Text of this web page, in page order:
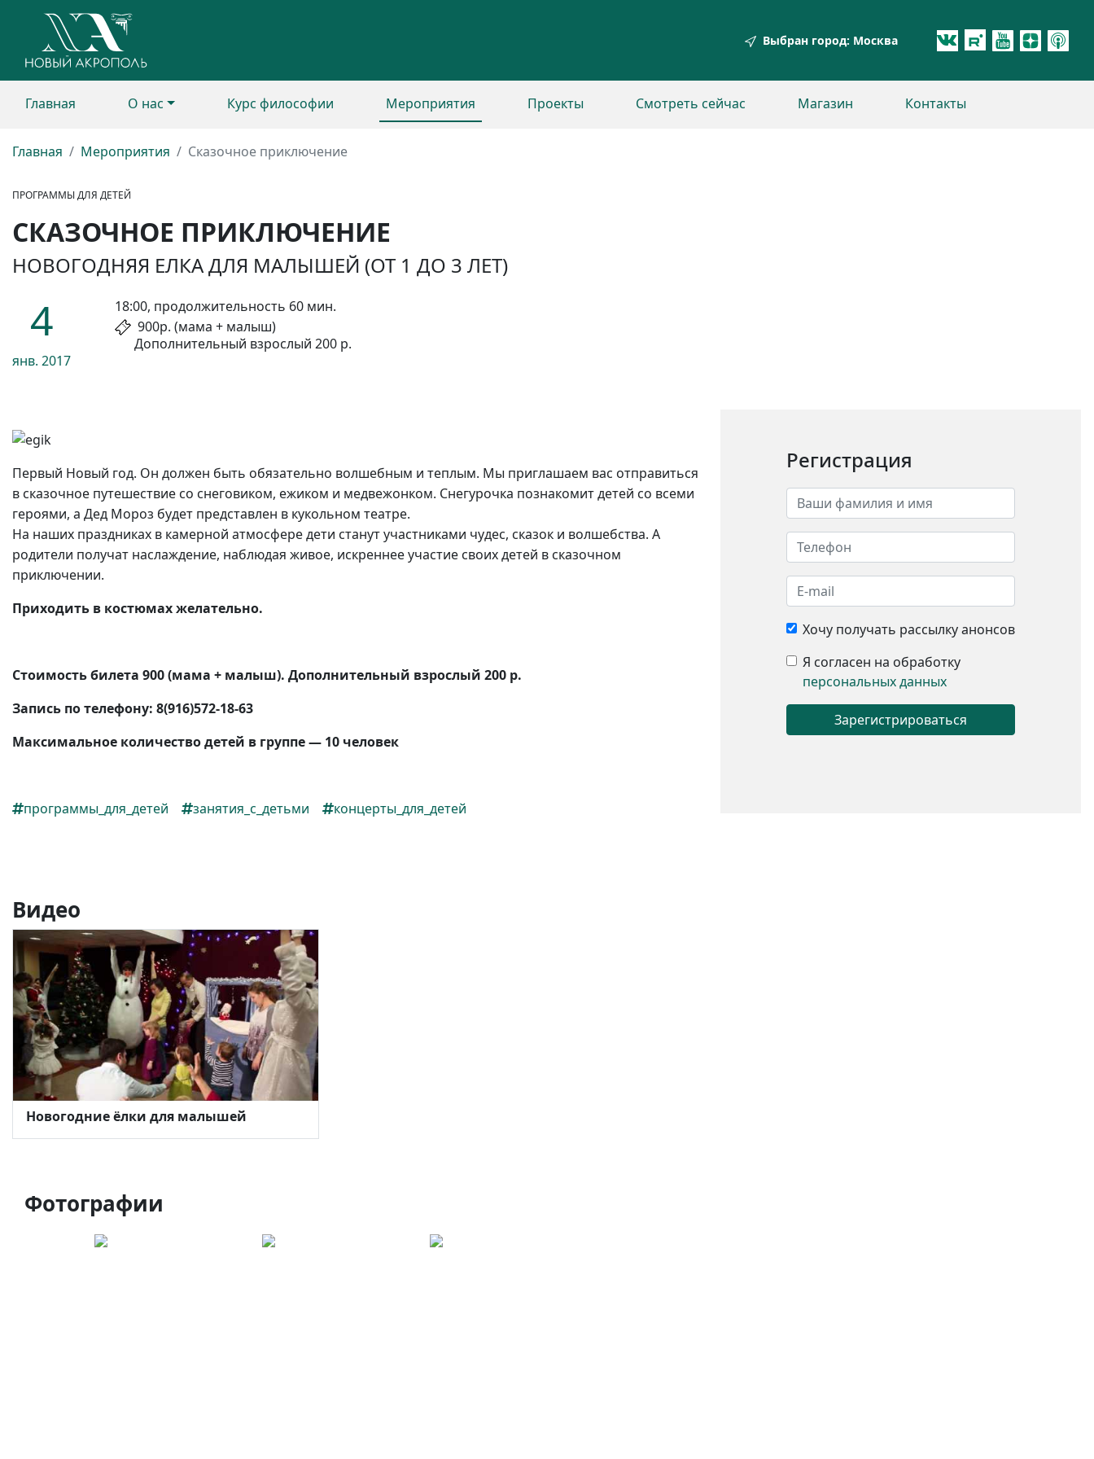
Выбран город: Москва
Главная О нас Курс философии Мероприятия Проекты Смотреть сейчас Магазин Контакты
Главная Мероприятия Сказочное приключение
ПРОГРАММЫ ДЛЯ ДЕТЕЙ
СКАЗОЧНОЕ ПРИКЛЮЧЕНИЕ
НОВОГОДНЯЯ ЕЛКА ДЛЯ МАЛЫШЕЙ (ОТ 1 ДО 3 ЛЕТ)
4
янв. 2017
18:00, продолжительность 60 мин.
900р. (мама + малыш)
Дополнительный взрослый 200 р.
Первый Новый год. Он должен быть обязательно волшебным и теплым. Мы приглашаем вас отправиться
в сказочное путешествие со снеговиком, ежиком и медвежонком. Снегурочка познакомит детей со всеми
героями, а Дед Мороз будет представлен в кукольном театре.
На наших праздниках в камерной атмосфере дети станут участниками чудес, сказок и волшебства. А
родители получат наслаждение, наблюдая живое, искреннее участие своих детей в сказочном
приключении.
Приходить в костюмах желательно.
Стоимость билета 900 (мама + малыш). Дополнительный взрослый 200 р.
Запись по телефону: 8(916)572-18-63
Максимальное количество детей в группе — 10 человек
программы_для_детей занятия_с_детьми концерты_для_детей
Регистрация
Хочу получать рассылку анонсов
Я согласен на обработку
персональных данных
Видео
Новогодние ёлки для малышей
Фотографии